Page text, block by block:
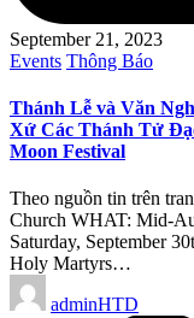
September 21, 2023
Posted
Events Thông Báo
Thánh Lễ và Văn
Xứ Các Thánh Tử
Moon Festival
Theo nguồn tin trên
Church WHAT: Mid-
Saturday, September
Holy Martyrs…
Posted
by
adminHTD